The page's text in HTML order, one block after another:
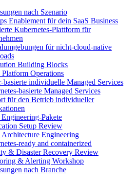
nach Szenario
Enablement für dein SaaS Business
Kubernetes-Plattform für
für nicht-cloud-native
Building Blocks
Operations
basierte individuelle Managed Services
basierte Managed Services
für den Betrieb individueller
Pakete
Setup Review
Engineering
ready and containerized
& Disaster Recovery Review
& Alerting Workshop
nach Branche